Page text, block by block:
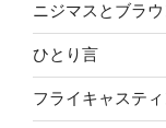
ニジマスとブラ
ひとり言
フライキャステ